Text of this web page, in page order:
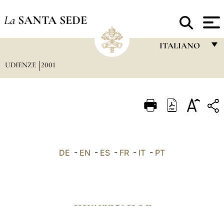
La SANTA SEDE
ITALIANO
ITALIANO
UDIENZE 2001
DE - EN - ES - FR - IT - PT